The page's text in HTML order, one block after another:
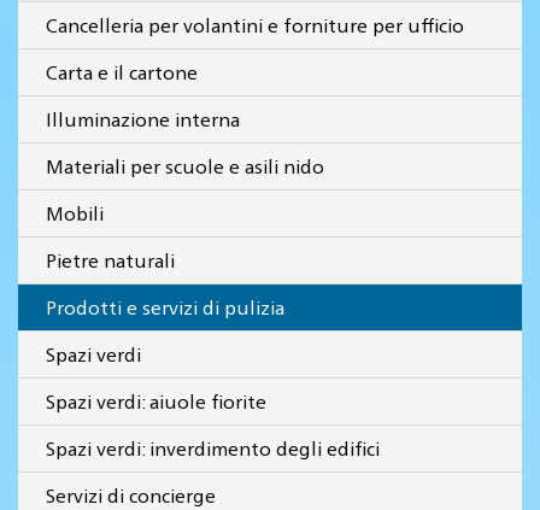
Cancelleria per volantini e forniture per ufficio
Carta e il cartone
Illuminazione interna
Materiali per scuole e asili nido
Mobili
Pietre naturali
Prodotti e servizi di pulizia
Spazi verdi
Spazi verdi: aiuole fiorite
Spazi verdi: inverdimento degli edifici
Servizi di concierge